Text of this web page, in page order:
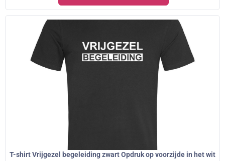
T-shirt Vrijgezel begeleiding zwart Opdruk op voorzijde in het wit